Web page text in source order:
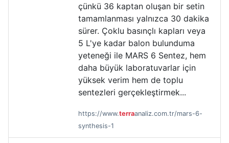
çünkü 36 kaptan oluşan bir setin
tamamlanması yalnızca 30 dakika
sürer. Çoklu basınçlı kapları veya
5 L'ye kadar balon bulunduma
yeteneği ile MARS 6 Sentez, hem
daha büyük laboratuvarlar için
yüksek verim hem de toplu
sentezleri gerçekleştirmek...
https://www.terraanaliz.com.tr/mars-6-
synthesis-1